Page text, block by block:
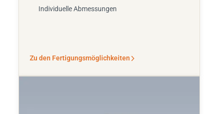
Individuelle Abmessungen
Zu den Fertigungsmöglichkeiten